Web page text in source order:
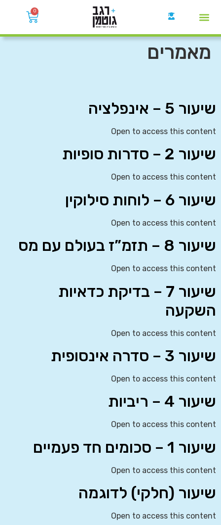
0
מאמרים
שיעור 5 – אינפלציה
Open to access this content
שיעור 2 – סדרות סופיות
Open to access this content
שיעור 6 – לוחות סילוקין
Open to access this content
שיעור 8 – תזמ”ז בעולם עם מס
Open to access this content
שיעור 7 – בדיקת כדאיות
השקעה
Open to access this content
שיעור 3 – סדרה אינסופית
Open to access this content
שיעור 4 – ריביות
Open to access this content
שיעור 1 – סכומים חד פעמיים
Open to access this content
שיעור (חלקי) לדוגמה
Open to access this content